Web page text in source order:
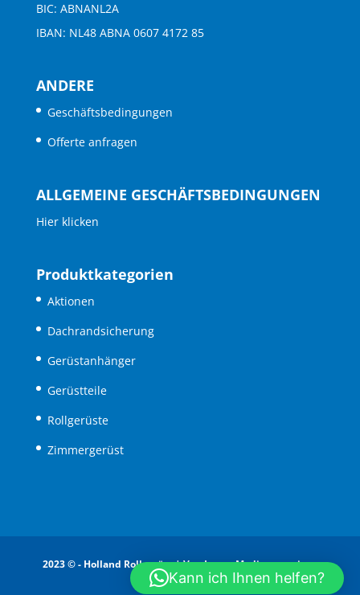
BIC: ABNANL2A
IBAN: NL48 ABNA 0607 4172 85
ANDERE
Geschäftsbedingungen
Offerte anfragen
ALLGEMEINE GESCHÄFTSBEDINGUNGEN
Hier klicken
Produktkategorien
Aktionen
Dachrandsicherung
Gerüstanhänger
Gerüstteile
Rollgerüste
Zimmergerüst
2023 © - Holland Rollgerüst |Van Issum Media - creatieve
communicatie
Kann ich Ihnen helfen?